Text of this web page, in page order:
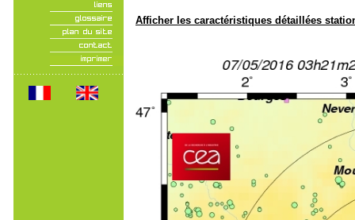
Afficher les caractéristiques détaillées